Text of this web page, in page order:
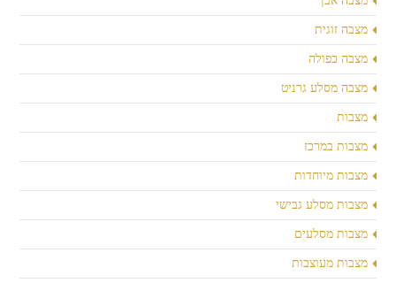
מצבה זוגית
מצבה כפולה
מצבה מסלע גרניט
מצבות
מצבות במרכז
מצבות מיוחדות
מצבות מסלע גבישי
מצבות מסלעים
מצבות מעוצבות